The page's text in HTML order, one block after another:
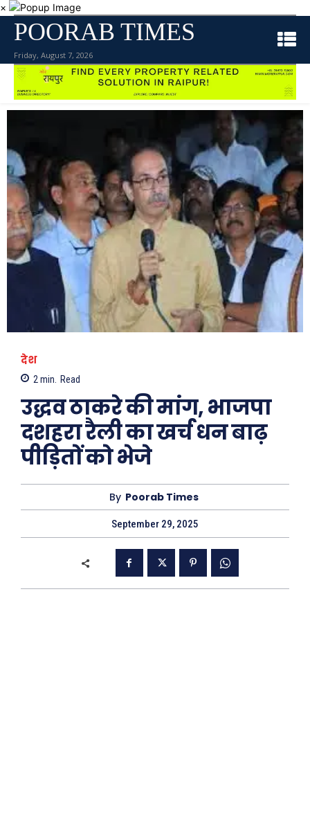
×
POORAB TIMES
Friday, August 7, 2026
देश
2 min. Read
उद्धव ठाकरे की मांग, भाजपा
दशहरा रैली का खर्च धन बाढ़
पीड़ितों को भेजे
By Poorab Times
September 29, 2025